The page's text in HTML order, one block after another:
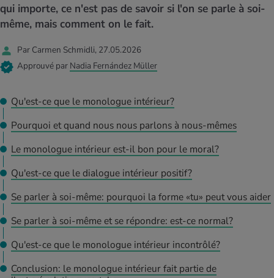
et intolérances
ACTUELS DANS LE DOMAINE ALIMENTATION
Calculez votre besoin en calories
d’hiver
Calculer la consommation de calories
Course & Jogging
au quotidien
de relaxation
Travail et santé
Détente active
médical
spécialisée
ACTUELS DANS LE DOMAINE MÉDECINE
Douleurs nerveuses
ACTUELS DANS LE DOMAINE SERVICE
Offres
Tool, test et quiz
qui importe, ce n'est pas de savoir si l'on se parle à soi-
même, mais comment on le fait.
Par Carmen Schmidli, 27.05.2026
Approuvé par Nadia Fernández Müller
Qu'est-ce que le monologue intérieur?
Pourquoi et quand nous nous parlons à nous-mêmes
Le monologue intérieur est-il bon pour le moral?
Qu'est-ce que le dialogue intérieur positif?
Se parler à soi-même: pourquoi la forme «tu» peut vous aider
Se parler à soi-même et se répondre: est-ce normal?
Qu'est-ce que le monologue intérieur incontrôlé?
Conclusion: le monologue intérieur fait partie de